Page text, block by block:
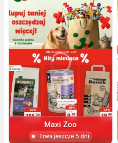
Maxi Zoo
Trwa jeszcze 5 dni